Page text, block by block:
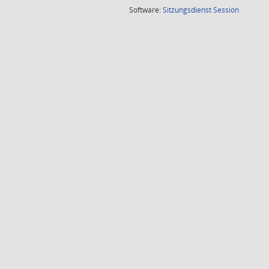
Software:SitzungsdienstSession(Wird in